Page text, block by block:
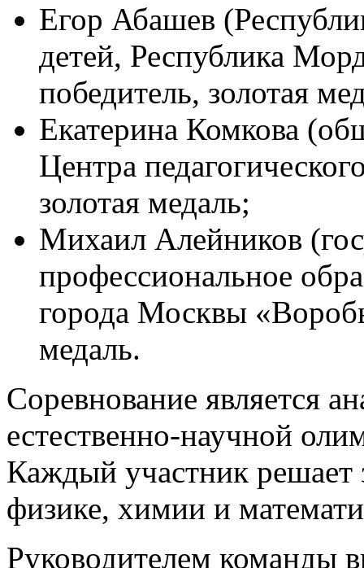
Егор Абашев
детей, Республика
победитель, золотая
Екатерина Комкова
Центра
золотая медаль;
Михаил Алейников
профессиональное
города Москвы
медаль.
Соревнование является
естественно-научной
Каждый участник решает
физике, химии и
Руководителем команды